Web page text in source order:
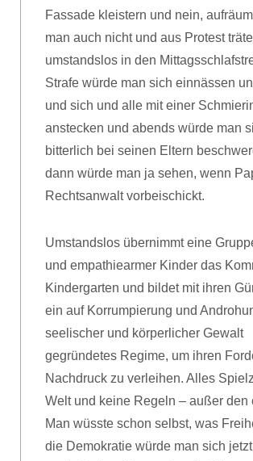
Fassade kleistern und nein,
man auch nicht und aus Protest
umstandslos in den
Strafe würde man sich einnässen
und sich und alle mit einer
anstecken und abends würde man
bitterlich bei seinen Eltern
dann würde man ja sehen, wenn
Rechtsanwalt vorbeischickt.
Umstandslos übernimmt eine
und empathiearmer Kinder das
Kindergarten und bildet mit ihren
ein auf Korrumpierung und
seelischer und körperlicher Gewalt
gegründetes Regime, um ihren
Nachdruck zu verleihen. Alles
Welt und keine Regeln – außer den
Man wüsste schon selbst, was
die Demokratie würde man sich